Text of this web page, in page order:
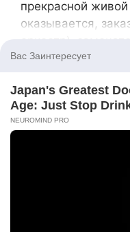
прекрасной
оказывается,
конкурсами,
Единственное,
новобрачной –
бездомном,
больницу.
тронута
дочери. Она
бы её